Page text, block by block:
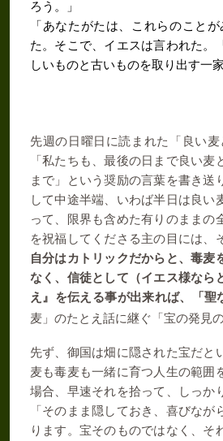
ろう。」
「あなたがたは、これらのこと
た。そこで、イエスは言われた。
しいものと古いものを取り出す一
先週の日曜日に読まれた「良い
「私たちも、最後の日まで良い
まで」という奨励の言葉を書き
して中途半端、いわば半日は良
って、限界も含めた有りのままの
を祝福してくださる主の目には、
自分はカトリックだからと、毒麦
なく、信徒として（イエス様なら
え』を伝える事が出来れば、「
麦」のたとえ話に継ぐ「宝の発見
先ず、御国は畑に隠された宝だと
麦も毒麦も一緒に育つ人生の範囲
場合、早速それを拾って、しっか
「そのまま隠しておき、喜びな
ります。宝そのものではなく、